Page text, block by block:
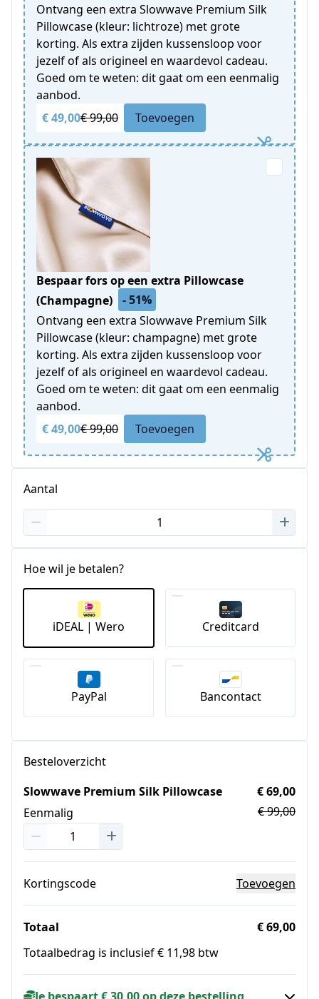
Ontvang een extra Slowwave Premium Silk
Pillowcase (kleur: lichtroze) met grote
korting. Als extra zijden kussensloop voor
jezelf of als origineel en waardevol cadeau.
Goed om te weten: dit gaat om een eenmalig
aanbod.
€ 49,00€ 99,00 Toevoegen
Bespaar fors op een extra Pillowcase
(Champagne)
- 51%
Ontvang een extra Slowwave Premium Silk
Pillowcase (kleur: champagne) met grote
korting. Als extra zijden kussensloop voor
jezelf of als origineel en waardevol cadeau.
Goed om te weten: dit gaat om een eenmalig
aanbod.
€ 49,00€ 99,00 Toevoegen
Aantal
Hoe wil je betalen?
iDEAL | Wero Creditcard
PayPal Bancontact
Besteloverzicht
Slowwave Premium Silk Pillowcase
Eenmalig
€ 69,00
€ 99,00
Kortingscode Toevoegen
Totaal
€ 69,00
Totaalbedrag is inclusief € 11,98 btw